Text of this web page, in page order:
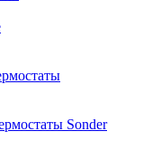
Sonder